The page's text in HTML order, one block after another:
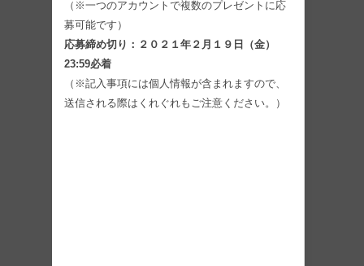
（※一つのアカウントで複数のプレゼントに応
募可能です）
応募締め切り：２０２１年２月１９日（金）
23:59必着
（※記入事項には個人情報が含まれますので、
送信される際はくれぐれもご注意ください。）